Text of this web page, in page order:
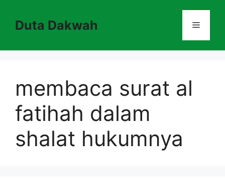
contentDuta Dakwah Menu
membaca surat al
fatihah dalam
shalat hukumnya